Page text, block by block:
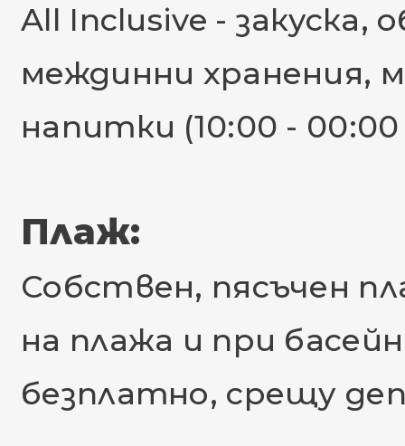
All Inclusive - закуска,
междинни хранения,
напитки (10:00 - 00:00
Плаж:
Собствен, пясъчен
на плажа и при
безплатно, срещу